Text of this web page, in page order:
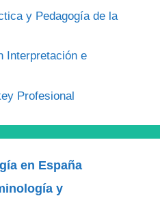
y Pedagogía de la
Interpretación e
Profesional
en España
y